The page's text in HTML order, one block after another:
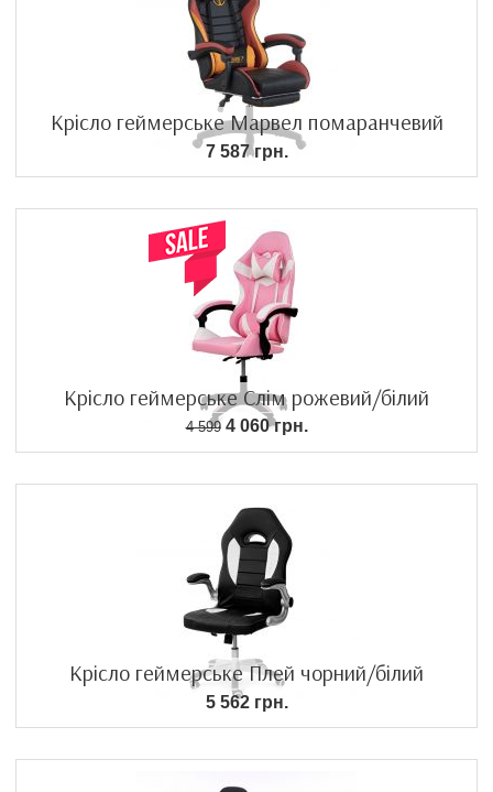
Крісло геймерське Марвел помаранчевий
7 587 грн.
Крісло геймерське Слім рожевий/білий
4 5994 060 грн.
Крісло геймерське Плей чорний/білий
5 562 грн.